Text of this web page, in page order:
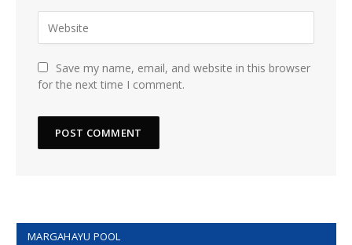
Save my name, email, and website in this browser
for the next time I comment.
MARGAHAYU POOL